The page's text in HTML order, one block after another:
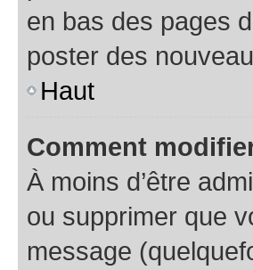
en bas des pages
poster des
Haut
Comment
À moins d’être
ou supprimer que
message